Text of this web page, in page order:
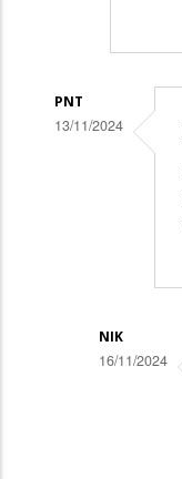
PNT
13/11/2024
odpowiedzi
Innowacyjna
NIK
16/11/2024